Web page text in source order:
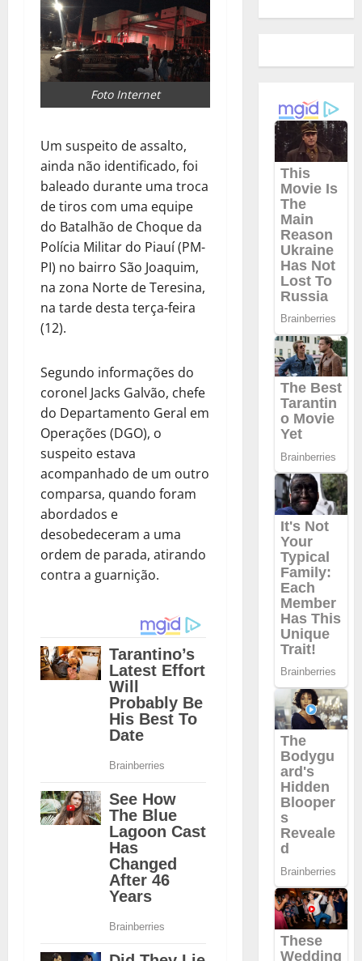
Foto Internet
Um suspeito de assalto,
ainda não identificado, foi
baleado durante uma troca
de tiros com uma equipe
do Batalhão de Choque da
Polícia Militar do Piauí (PM-
PI) no bairro São Joaquim,
na zona Norte de Teresina,
na tarde desta terça-feira
(12).
Segundo informações do
coronel Jacks Galvão, chefe
do Departamento Geral em
Operações (DGO), o
suspeito estava
acompanhado de um outro
comparsa, quando foram
abordados e
desobedeceram a uma
ordem de parada, atirando
contra a guarnição.